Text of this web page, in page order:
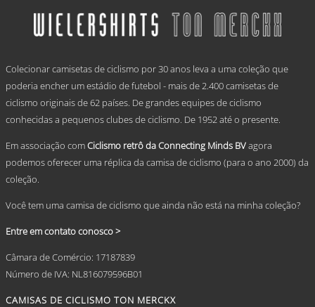
€ 69,95
variants.
The
be
chosen
the
product
Colecionar camisetas de ciclismo por 30 anos leva a uma coleção que
poderia encher um estádio de futebol - mais de 2.400 camisetas de
ciclismo originais de 62 países. De grandes equipes de ciclismo
conhecidas a pequenos clubes de ciclismo. De 1952 até o presente.
Em associação comCiclismo retrô da Connecting Minds BVagora
podemos oferecer uma réplica da camisa de ciclismo (para o ano 2000) da
coleção.
Você tem uma camisa de ciclismo que ainda não está na minha coleção?
Entre em contato conosco >
Câmara de Comércio: 17187839
Número de IVA: NL816079596B01
CAMISAS DE CICLISMO TON MERCKX